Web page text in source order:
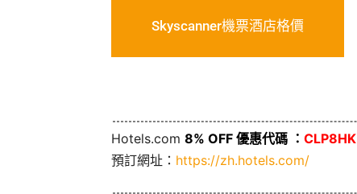
Skyscanner機票酒店格價
Hotels.com 8% OFF 優惠代碼 ： CLP8HK
預訂網址： https://zh.hotels.com/